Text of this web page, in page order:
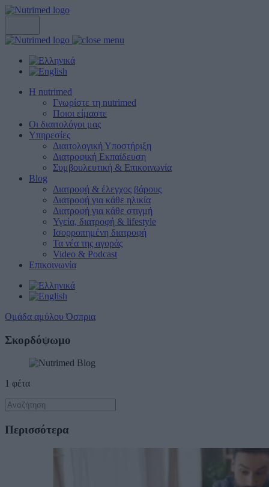
Η nutrimed
Γνωρίστε τη nutrimed
Ποιοι είμαστε
Οι διαιτολόγοι μας
Υπηρεσίες
Διαιτολογική Υποστήριξη
Διατροφική Εκπαίδευση
Συμβουλευτική & Επικοινωνία
Blog
Διατροφή & έλεγχος βάρους
Διατροφή για κάθε ηλικία
Διατροφή για κάθε στιγμή
Υγεία, διατροφή & lifestyle
Ισορροπημένη διατροφή
Τα νέα της αγοράς
Video & Podcast
Επικοινωνία
Ομάδα αμύλου Όσπρια
Σκορδόψωμο
1 φέτα
Περισσότερα